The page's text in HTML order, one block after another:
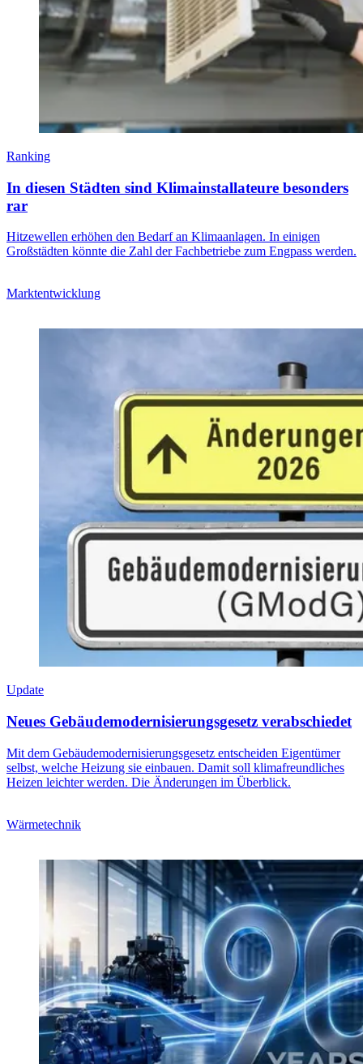
Ranking
In diesen Städten sind Klimainstallateure besonders
rar
Hitzewellen erhöhen den Bedarf an Klimaanlagen. In einigen
Großstädten könnte die Zahl der Fachbetriebe zum Engpass werden.
Marktentwicklung
Update
Neues Gebäudemodernisierungsgesetz verabschiedet
Mit dem Gebäudemodernisierungsgesetz entscheiden Eigentümer
selbst, welche Heizung sie einbauen. Damit soll klimafreundliches
Heizen leichter werden. Die Änderungen im Überblick.
Wärmetechnik